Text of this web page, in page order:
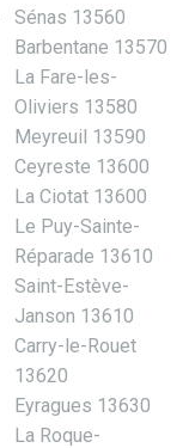
Sénas 13560
Barbentane 13570
La Fare-les-
Oliviers 13580
Meyreuil 13590
Ceyreste 13600
La Ciotat 13600
Le Puy-Sainte-
Réparade 13610
Saint-Estève-
Janson 13610
Carry-le-Rouet
13620
Eyragues 13630
La Roque-